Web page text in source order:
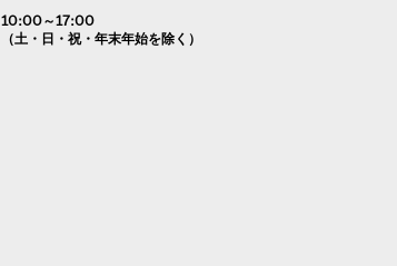
10:00～17:00
（土・日・祝・年末年始を除く）